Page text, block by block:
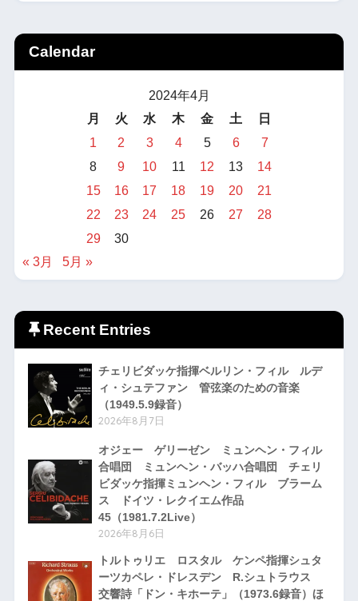
Calendar
2024年4月
月
火 水 木 金 土
日
1
2 3 4 5 6
7
8
9 10 11 12 13
14
15
16 17 18 19 20
21
22
23 24 25 26 27
28
29
30
« 3月
5月 »
Recent Entries
チェリビダッケ指揮ベルリン・フィル ルデ
ィ・シュテファン 管弦楽のための音楽
（1949.5.9録音）
2026年8月7日
オジェー ゲリーゼン ミュンヘン・フィル
合唱団 ミュンヘン・バッハ合唱団 チェリ
ビダッケ指揮ミュンヘン・フィル ブラーム
ス ドイツ・レクイエム作品
45（1981.7.2Live）
2026年8月6日
トルトゥリエ ロスタル ケンペ指揮シュタ
ーツカペレ・ドレスデン R.シュトラウス
交響詩「ドン・キホーテ」（1973.6録音）ほ